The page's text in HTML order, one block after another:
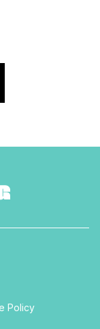
Policy